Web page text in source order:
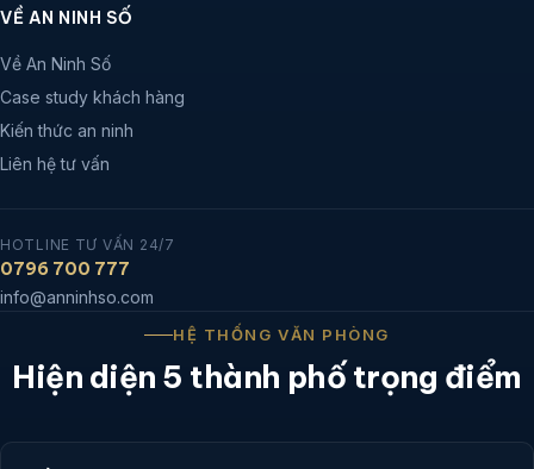
VỀ AN NINH SỐ
Về An Ninh Số
Case study khách hàng
Kiến thức an ninh
Liên hệ tư vấn
HOTLINE TƯ VẤN 24/7
0796 700 777
info@anninhso.com
HỆ THỐNG VĂN PHÒNG
Hiện diện 5 thành phố trọng điểm